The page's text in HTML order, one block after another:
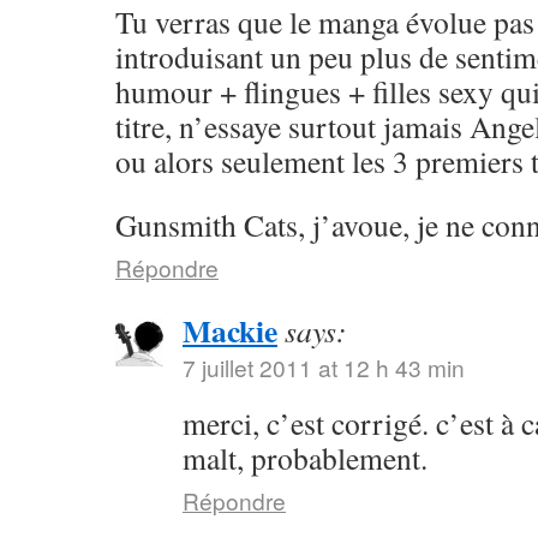
Tu verras que le manga évolue
introduisant un peu plus de
humour + flingues + filles sexy
titre, n’essaye surtout jamais
ou alors seulement les 3 premiers
Gunsmith Cats, j’avoue, je ne
Répondre
Mackiesays:
7 juillet 2011 at 12 h 43 min
merci, c’est corrigé. c’est à
malt, probablement.
Répondre